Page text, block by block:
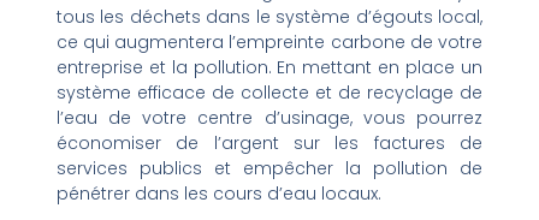
tous les déchets dans le système d’égouts local,
ce qui augmentera l’empreinte carbone de votre
entreprise et la pollution. En mettant en place un
système efficace de collecte et de recyclage de
l’eau de votre centre d’usinage, vous pourrez
économiser de l’argent sur les factures de
services publics et empêcher la pollution de
pénétrer dans les cours d’eau locaux.